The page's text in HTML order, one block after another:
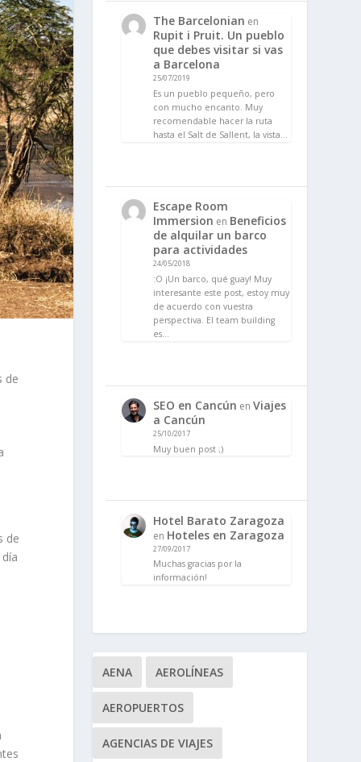
de
de
The Barcelonian en
Rupit i Pruit. Un pueblo
que debes visitar si vas
a Barcelona
25/07/2019
Es un pueblo pequeño, pero
con mucho encanto. Muy
recomendable hacer la ruta
hasta el Salt de Sallent, la vista…
Escape Room
Immersion en Beneficios
de alquilar un barco
para actividades
24/05/2018
:O ¡Un barco, qué guay! Muy
interesante este post, estoy muy
de acuerdo con vuestra
perspectiva. El team building
es…
SEO en Cancún en Viajes
a Cancún
25/10/2017
Muy buen post ;)
Hotel Barato Zaragoza
en Hoteles en Zaragoza
27/09/2017
Muchas gracias por la
información!
AENA AEROLÍNEAS
AEROPUERTOS
AGENCIAS DE VIAJES